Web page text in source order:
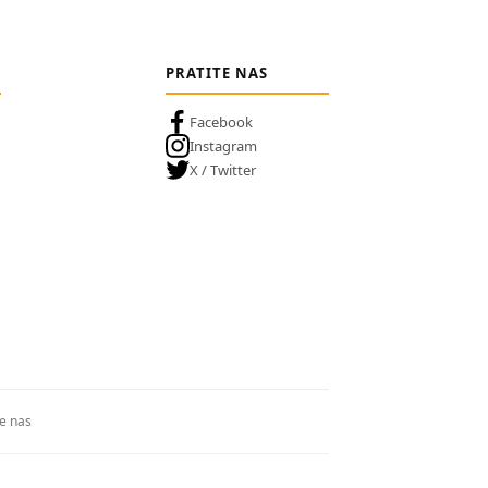
PRATITE NAS
Facebook
Instagram
X / Twitter
nas